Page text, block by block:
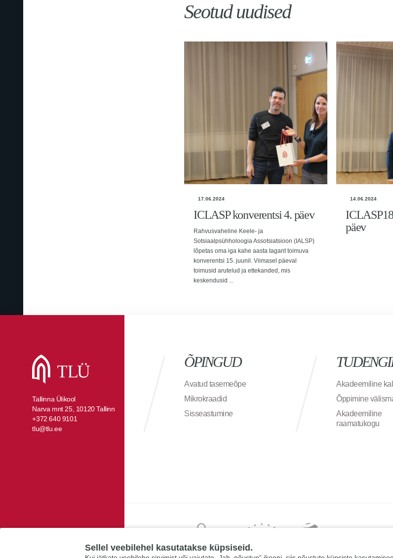
Seotud uudised
17.06.2024
ICLASP konverentsi 4. päev
Rahvusvaheline Keele- ja
Sotsiaalpsühholoogia Assotsiatsioon (IALSP)
lõpetas oma iga kahe aasta tagant toimuva
konverentsi 15. juunil. Viimasel päeval
toimusid arutelud ja ettekanded, mis
keskendusid ...
14.06.2024
päev
Tallinna Ülikool
Narva mnt 25, 10120 Tallinn
+372 640 9101
tlu@tlu.ee
ÕPINGUD
Avatud tasemeõpe
Mikrokraadid
Sisseastumine
Akadeemiline
Õppimine
Akadeemiline
raamatukogu
Sellel veebilehel kasutatakse küpsiseid.